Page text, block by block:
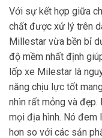
Với sự kết hợp giữa
chất được xử lý trên
Millestar vừa bền bỉ
độ mềm nhất định
lốp xe Milestar là
năng chịu lực tốt
nhìn rất mỏng và
mọi địa hình. Nó đem
hơn so với các sản